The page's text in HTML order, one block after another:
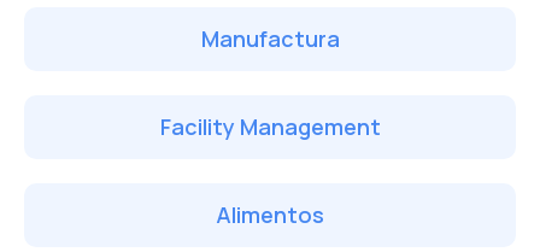
Manufactura
Facility Management
Alimentos